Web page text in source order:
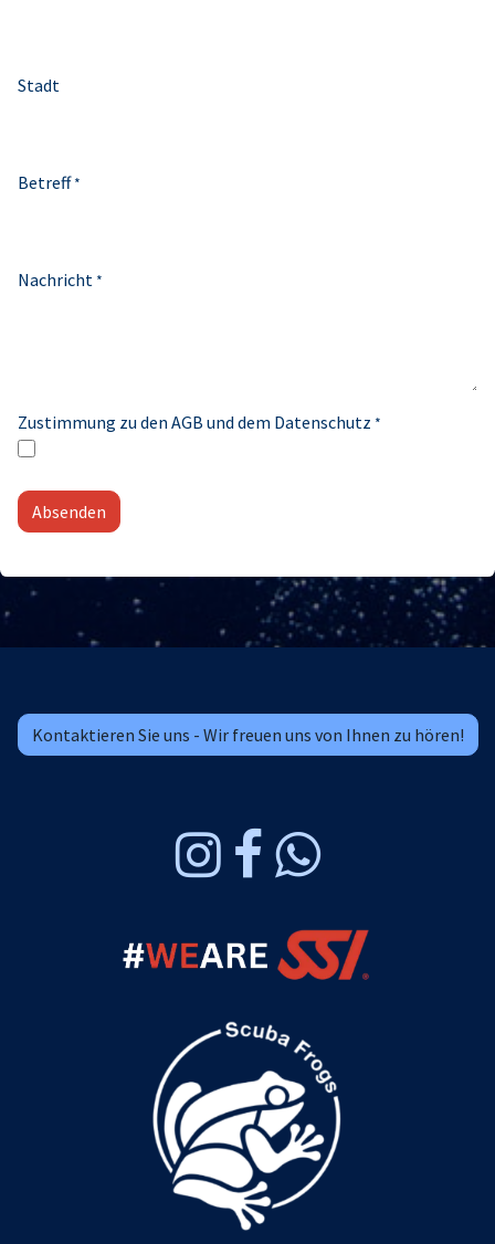
Stadt
Betreff*
Nachricht *
Zustimmung zu den AGB und dem Datenschutz *
Absenden
Kontaktieren Sie uns - Wir freuen uns von Ihnen zu hören!